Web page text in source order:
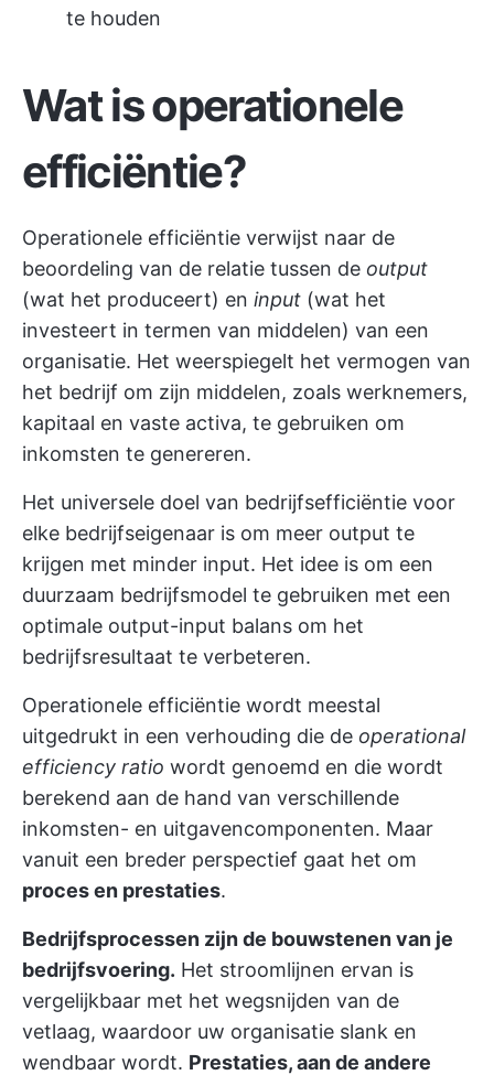
te houden
Wat is operationele
efficiëntie?
Operationele efficiëntie verwijst naar de
beoordeling van de relatie tussen de output
(wat het produceert) en input (wat het
investeert in termen van middelen) van een
organisatie. Het weerspiegelt het vermogen van
het bedrijf om zijn middelen, zoals werknemers,
kapitaal en vaste activa, te gebruiken om
inkomsten te genereren.
Het universele doel van bedrijfsefficiëntie voor
elke bedrijfseigenaar is om meer output te
krijgen met minder input. Het idee is om een
duurzaam bedrijfsmodel te gebruiken met een
optimale output-input balans om het
bedrijfsresultaat te verbeteren.
Operationele efficiëntie wordt meestal
uitgedrukt in een verhouding die de operational
efficiency ratio wordt genoemd en die wordt
berekend aan de hand van verschillende
inkomsten- en uitgavencomponenten. Maar
vanuit een breder perspectief gaat het om
proces en prestaties.
Bedrijfsprocessen zijn de bouwstenen van je
bedrijfsvoering. Het stroomlijnen ervan is
vergelijkbaar met het wegsnijden van de
vetlaag, waardoor uw organisatie slank en
wendbaar wordt. Prestaties, aan de andere